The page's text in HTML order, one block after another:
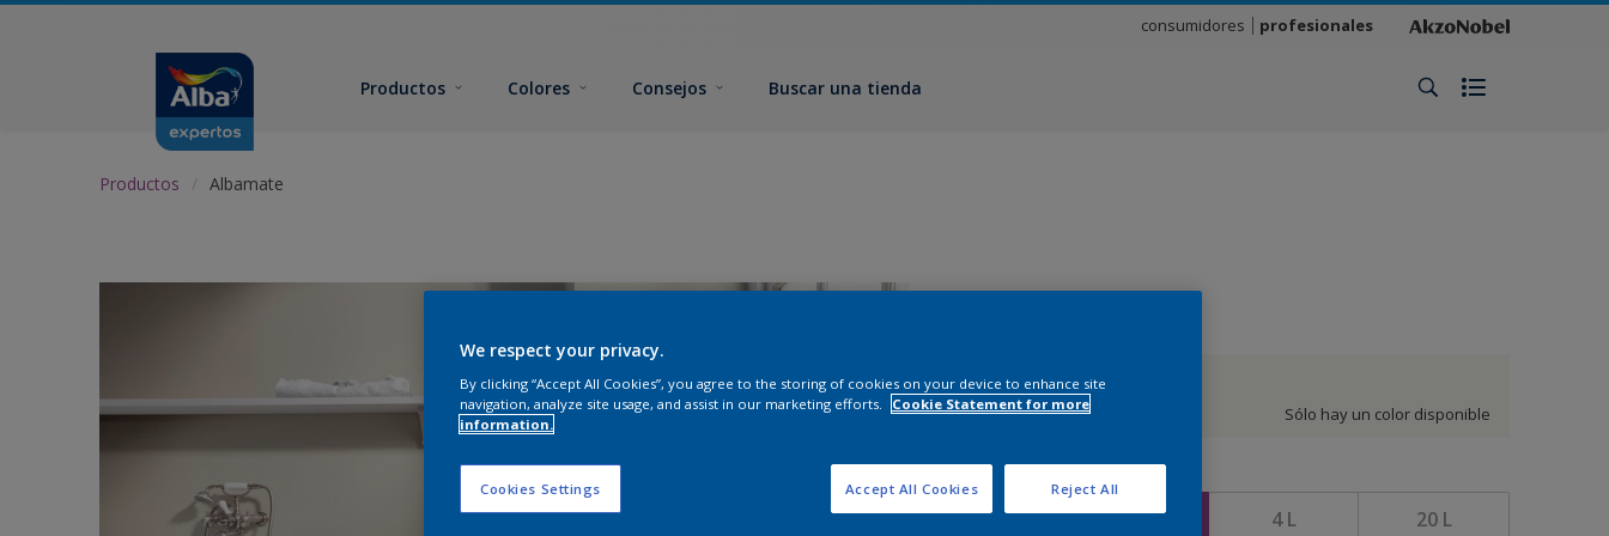
consumidores profesionales
Productos Colores Consejos Buscar una tienda
Productos Albamate
Blanco
Sólo hay un color disponible
Tamaño
1 L 4 L 20 L
We respect your privacy.
By clicking “Accept All Cookies”, you agree to the storing of cookies on your device to enhance site
navigation, analyze site usage, and assist in our marketing efforts.
Cookie Statement for more
information.
Cookies Settings Reject All
Accept All Cookies